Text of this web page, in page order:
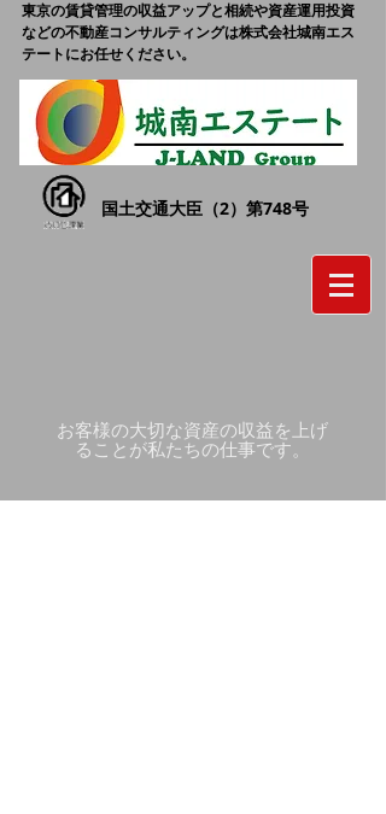
東京の賃貸管理の収益アップと相続や資産運用投資
などの不動産コンサルティングは株式会社城南エス
テートにお任せください。
国土交通大臣（2）第748号
お客様の大切な資産の収益を上げ
ることが私たちの仕事です。